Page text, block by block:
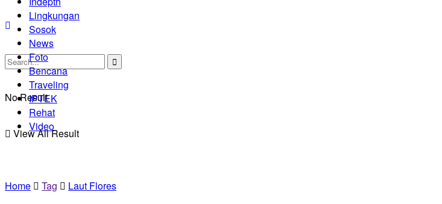
No Result
View All Result
Lingkungan
Sosok
News
Foto
Bencana
Traveling
IPTEK
Rehat
Video
Home Tag Laut Flores